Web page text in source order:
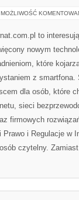
MOŻLIWOŚĆ
to
nowym
które
z
dla osób, które
sieci
firmowych
i Regulacje w
czytelny.